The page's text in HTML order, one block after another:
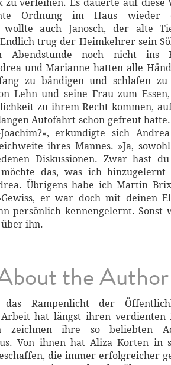
zu verleihen. Es dauerte auf diese
Ordnung im Haus wieder
wollte auch Janosch, der alte
trug der Heimkehrer sein
Abendstunde noch nicht ins
und Marianne hatten alle
zu bändigen und schlafen zu
Lehn und seine Frau zum
zu ihrem Recht kommen,
Autofahrt schon gefreut
Joachim?«, erkundigte sich
ihres Mannes. »Ja,
Diskussionen. Zwar hast
das, was ich hinzugelernt
Übrigens habe ich Martin
er war doch mit deinen
persönlich kennengelernt. Sonst
ihn.
the Author
Rampenlicht der
hat längst ihren verdienten
zeichnen ihre so beliebten
Von ihnen hat Aliza Korten in
die immer erfolgreicher